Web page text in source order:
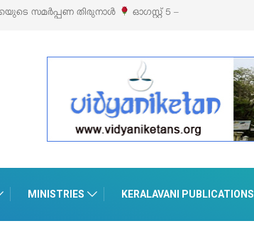
ലൈഫ് സ്റ്റൈൽ എക്സിബിഷനും സെയിലും ഓഗസ്റ്റ് 8-ന്
MINISTRIES KERALAVANI PUBLICATIONS